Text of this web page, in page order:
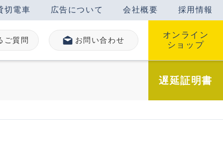
切電車 広告について 会社概要 採用情報
ご質問 お問い合わせ
オンライン
ショップ
遅延証明書